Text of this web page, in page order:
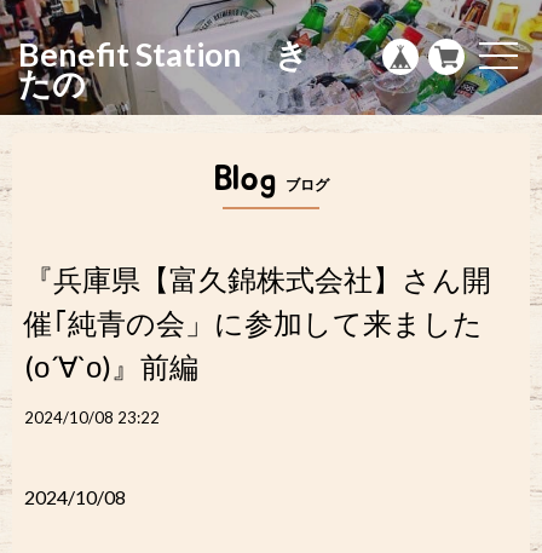
Benefit Station き
たの
t
o
g
g
Blog ブログ
『兵庫県【富久錦株式会社】さん開
催｢純青の会」に参加して来ました
(о´∀`о)』前編
2024/10/08 23:22
2024/10/08
g
l
e
n
a
v
i